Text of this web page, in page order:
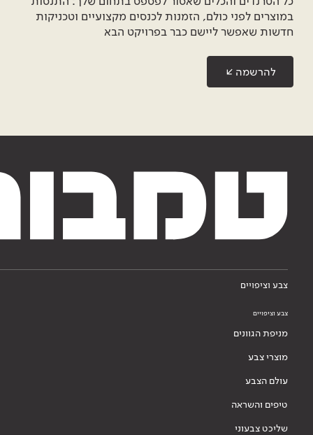
במוצרים לפני כולם, הזמנות לכנסים מקצועיים וטכניקות
חדשות שאפשר ליישם כבר בפרויקט הבא
להרשמה
צבע וציפויים
צבע וציפויים
מניפת הגוונים
מוצרי צבע
עולם הצבע
טיפים והשראה
שליכט צבעוני